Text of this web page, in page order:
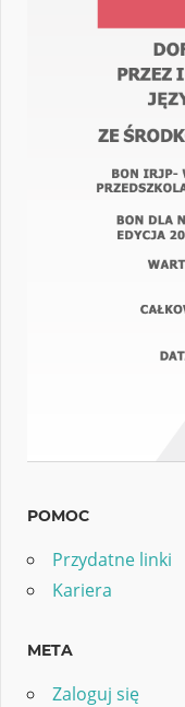
POMOC
Przydatne linki
Kariera
META
Zaloguj się